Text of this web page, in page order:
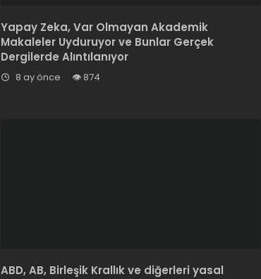
Yapay Zeka, Var Olmayan Akademik
Makaleler Uyduruyor ve Bunlar Gerçek
Dergilerde Alıntılanıyor
8 ay önce 874
ABD, AB, Birleşik Krallık ve diğerleri yasal